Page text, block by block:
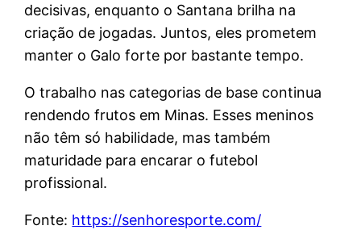
decisivas, enquanto o Santana brilha na
criação de jogadas. Juntos, eles prometem
manter o Galo forte por bastante tempo.
O trabalho nas categorias de base continua
rendendo frutos em Minas. Esses meninos
não têm só habilidade, mas também
maturidade para encarar o futebol
profissional.
Fonte: https://senhoresporte.com/